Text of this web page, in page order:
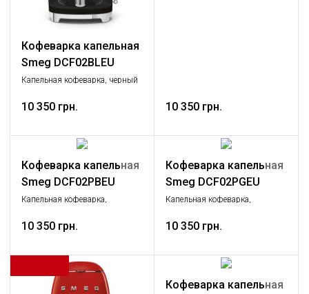
Кофеварка капельная
Smeg DCF02BLEU
Капельная кофеварка, черный
10 350 грн. 10 350 грн.
Кофеварка капельная
Smeg DCF02PBEU
Капельная кофеварка,
10 350 грн.
Кофеварка капельная
Smeg DCF02PGEU
Капельная кофеварка,
10 350 грн.
Кофеварка капельная